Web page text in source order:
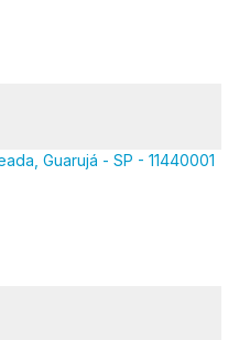
Guarujá - SP - 11440001